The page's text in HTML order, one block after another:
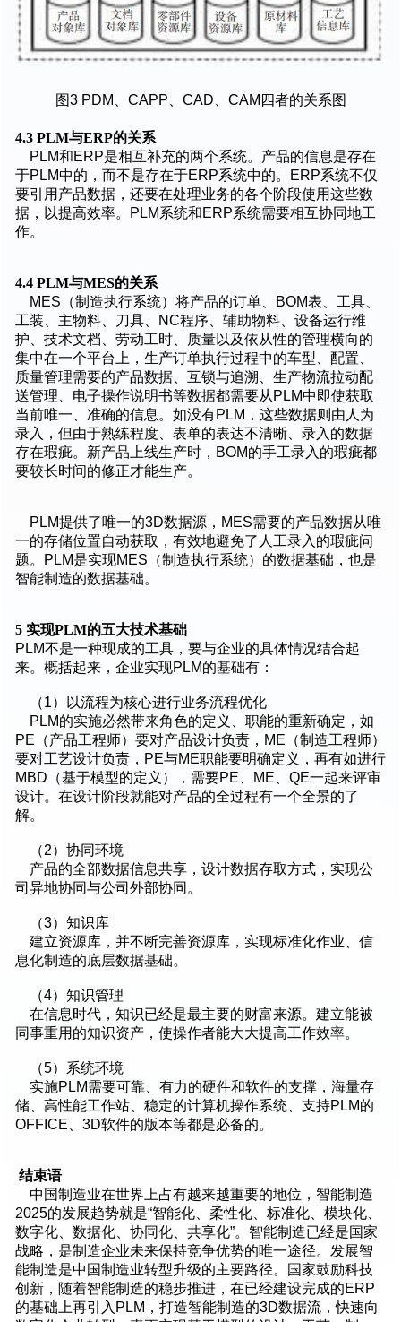
图3 PDM、CAPP、CAD、CAM四者的关系图
4.3 PLM与ERP的关系
PLM和ERP是相互补充的两个系统。产品的信息是存在
于PLM中的，而不是存在于ERP系统中的。ERP系统不仅
要引用产品数据，还要在处理业务的各个阶段使用这些数
据，以提高效率。PLM系统和ERP系统需要相互协同地工
作。
4.4 PLM与MES的关系
MES（制造执行系统）将产品的订单、BOM表、工具、
工装、主物料、刀具、NC程序、辅助物料、设备运行维
护、技术文档、劳动工时、质量以及依从性的管理横向的
集中在一个平台上，生产订单执行过程中的车型、配置、
质量管理需要的产品数据、互锁与追溯、生产物流拉动配
送管理、电子操作说明书等数据都需要从PLM中即使获取
当前唯一、准确的信息。如没有PLM，这些数据则由人为
录入，但由于熟练程度、表单的表达不清晰、录入的数据
存在瑕疵。新产品上线生产时，BOM的手工录入的瑕疵都
要较长时间的修正才能生产。
PLM提供了唯一的3D数据源，MES需要的产品数据从唯
一的存储位置自动获取，有效地避免了人工录入的瑕疵问
题。PLM是实现MES（制造执行系统）的数据基础，也是
智能制造的数据基础。
5 实现PLM的五大技术基础
PLM不是一种现成的工具，要与企业的具体情况结合起
来。概括起来，企业实现PLM的基础有：
（1）以流程为核心进行业务流程优化
PLM的实施必然带来角色的定义、职能的重新确定，如
PE（产品工程师）要对产品设计负责，ME（制造工程师）
要对工艺设计负责，PE与ME职能要明确定义，再有如进行
MBD（基于模型的定义），需要PE、ME、QE一起来评审
设计。在设计阶段就能对产品的全过程有一个全景的了
解。
（2）协同环境
产品的全部数据信息共享，设计数据存取方式，实现公
司异地协同与公司外部协同。
（3）知识库
建立资源库，并不断完善资源库，实现标准化作业、信
息化制造的底层数据基础。
（4）知识管理
在信息时代，知识已经是最主要的财富来源。建立能被
同事重用的知识资产，使操作者能大大提高工作效率。
（5）系统环境
实施PLM需要可靠、有力的硬件和软件的支撑，海量存
储、高性能工作站、稳定的计算机操作系统、支持PLM的
OFFICE、3D软件的版本等都是必备的。
结束语
中国制造业在世界上占有越来越重要的地位，智能制造
2025的发展趋势就是“智能化、柔性化、标准化、模块化、
数字化、数据化、协同化、共享化”。智能制造已经是国家
战略，是制造企业未来保持竞争优势的唯一途径。发展智
能制造是中国制造业转型升级的主要路径。国家鼓励科技
创新，随着智能制造的稳步推进，在已经建设完成的ERP
的基础上再引入PLM，打造智能制造的3D数据流，快速向